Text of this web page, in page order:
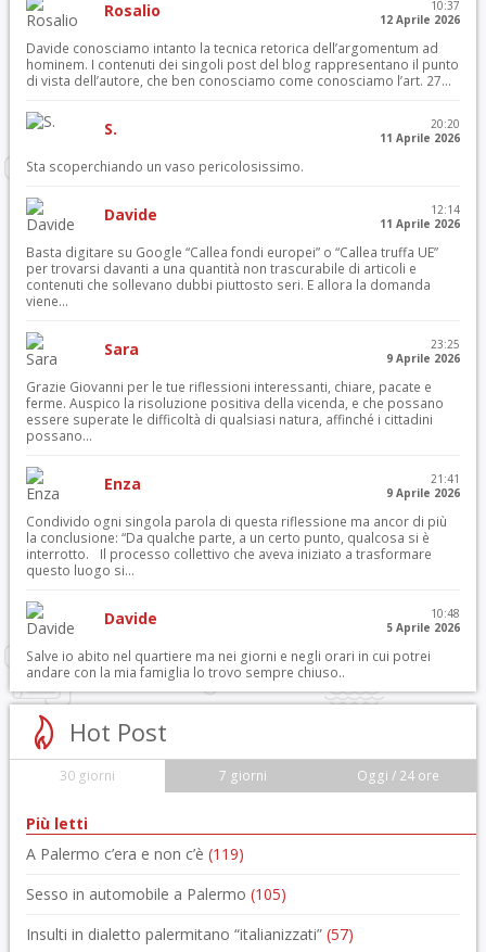
Rosalio
10:37
12 Aprile 2026
Davide conosciamo intanto la tecnica retorica dell’argomentum ad
hominem. I contenuti dei singoli post del blog rappresentano il punto
di vista dell’autore, che ben conosciamo come conosciamo l’art. 27...
S.
20:20
11 Aprile 2026
Sta scoperchiando un vaso pericolosissimo.
Davide
12:14
11 Aprile 2026
Basta digitare su Google “Callea fondi europei” o “Callea truffa UE”
per trovarsi davanti a una quantità non trascurabile di articoli e
contenuti che sollevano dubbi piuttosto seri. E allora la domanda
viene...
Sara
23:25
9 Aprile 2026
Grazie Giovanni per le tue riflessioni interessanti, chiare, pacate e
ferme. Auspico la risoluzione positiva della vicenda, e che possano
essere superate le difficoltà di qualsiasi natura, affinché i cittadini
possano...
Enza
21:41
9 Aprile 2026
Condivido ogni singola parola di questa riflessione ma ancor di più
la conclusione: “Da qualche parte, a un certo punto, qualcosa si è
interrotto. Il processo collettivo che aveva iniziato a trasformare
questo luogo si...
Davide
10:48
5 Aprile 2026
Salve io abito nel quartiere ma nei giorni e negli orari in cui potrei
andare con la mia famiglia lo trovo sempre chiuso..
Hot Post
30 giorni 7 giorni Oggi / 24 ore
Più letti
A Palermo c’era e non c’è (119)
Sesso in automobile a Palermo (105)
Insulti in dialetto palermitano “italianizzati” (57)